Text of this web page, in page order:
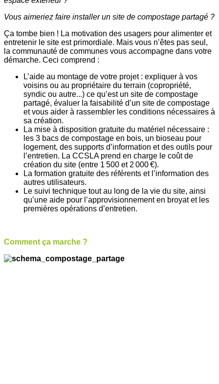
Vous aimeriez faire installer un site de compostage partagé ?
Ça tombe bien ! La motivation des usagers pour alimenter et
entretenir le site est primordiale. Mais vous n’êtes pas seul,
la communauté de communes vous accompagne dans votre
démarche. Ceci comprend :
L’aide au montage de votre projet : expliquer à vos
voisins ou au propriétaire du terrain (copropriété,
syndic ou autre...) ce qu’est un site de compostage
partagé, évaluer la faisabilité d’un site de compostage
et vous aider à rassembler les conditions nécessaires à
sa création.
La mise à disposition gratuite du matériel nécessaire :
les 3 bacs de compostage en bois, un bioseau pour
logement, des supports d’information et des outils pour
l’entretien. La CCSLA prend en charge le coût de
création du site (entre 1 500 et 2 000 €).
La formation gratuite des référents et l’information des
autres utilisateurs.
Le suivi technique tout au long de la vie du site, ainsi
qu’une aide pour l’approvisionnement en broyat et les
premières opérations d’entretien.
Comment ça marche ?